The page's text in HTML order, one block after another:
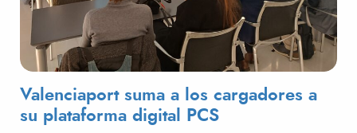
Valenciaport suma a los cargadores a
su plataforma digital PCS